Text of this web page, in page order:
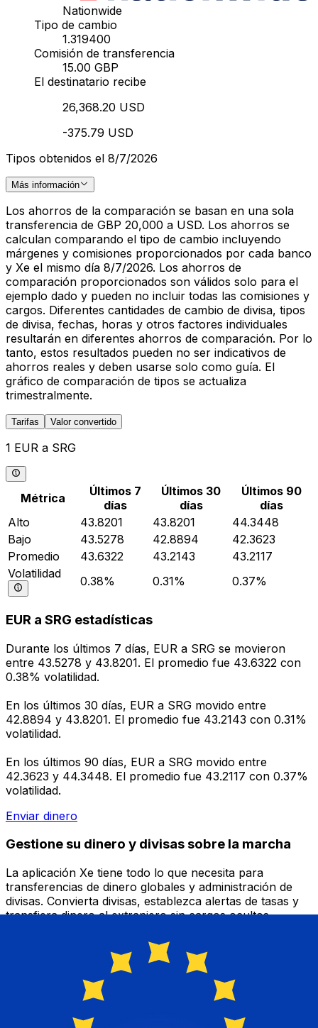
Nationwide
Tipo de cambio
1.319400
Comisión de transferencia
15.00 GBP
El destinatario recibe
26,368.20 USD
-375.79 USD
Tipos obtenidos el 8/7/2026
Más información
Los ahorros de la comparación se basan en una sola
transferencia de GBP 20,000 a USD. Los ahorros se
calculan comparando el tipo de cambio incluyendo
márgenes y comisiones proporcionados por cada banco
y Xe el mismo día 8/7/2026. Los ahorros de
comparación proporcionados son válidos solo para el
ejemplo dado y pueden no incluir todas las comisiones y
cargos. Diferentes cantidades de cambio de divisa, tipos
de divisa, fechas, horas y otros factores individuales
resultarán en diferentes ahorros de comparación. Por lo
tanto, estos resultados pueden no ser indicativos de
ahorros reales y deben usarse solo como guía. El
gráfico de comparación de tipos se actualiza
trimestralmente.
Tarifas Valor convertido
1 EUR a SRG
Métrica
Últimos 7
días
Últimos 30
días
Últimos 90
días
Alto
43.8201 43.8201
44.3448
Bajo
43.5278 42.8894
42.3623
Promedio
43.6322 43.2143
43.2117
Volatilidad
0.38% 0.31% 0.37%
EUR a SRG estadísticas
Durante los últimos 7 días, EUR a SRG se movieron
entre 43.5278 y 43.8201. El promedio fue 43.6322 con
0.38% volatilidad.
En los últimos 30 días, EUR a SRG movido entre
42.8894 y 43.8201. El promedio fue 43.2143 con 0.31%
volatilidad.
En los últimos 90 días, EUR a SRG movido entre
42.3623 y 44.3448. El promedio fue 43.2117 con 0.37%
volatilidad.
Enviar dinero
Gestione su dinero y divisas sobre la marcha
La aplicación Xe tiene todo lo que necesita para
transferencias de dinero globales y administración de
divisas. Convierta divisas, establezca alertas de tasas y
transfiera dinero al extranjero sin cargos ocultos.